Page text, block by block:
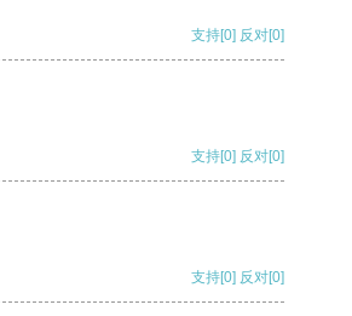
支持[0] 反对[0]
支持[0] 反对[0]
支持[0] 反对[0]